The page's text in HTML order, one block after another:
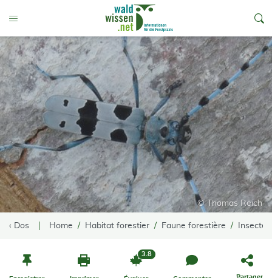
Toggle Menu
© Thomas Reich
‹ Dos Home Habitat forestier Faune forestière
3.8